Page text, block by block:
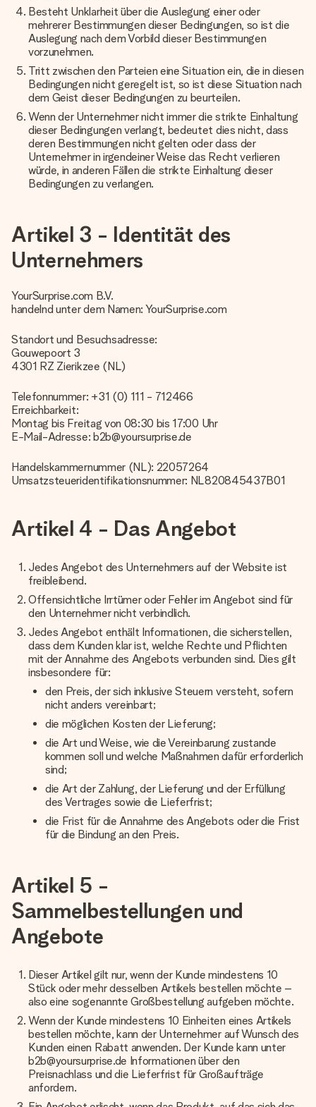
Besteht Unklarheit über die Auslegung einer oder
mehrerer Bestimmungen dieser Bedingungen, so ist die
Auslegung nach dem Vorbild dieser Bestimmungen
vorzunehmen.
Tritt zwischen den Parteien eine Situation ein, die in diesen
Bedingungen nicht geregelt ist, so ist diese Situation nach
dem Geist dieser Bedingungen zu beurteilen.
Wenn der Unternehmer nicht immer die strikte Einhaltung
dieser Bedingungen verlangt, bedeutet dies nicht, dass
deren Bestimmungen nicht gelten oder dass der
Unternehmer in irgendeiner Weise das Recht verlieren
würde, in anderen Fällen die strikte Einhaltung dieser
Bedingungen zu verlangen.
Artikel 3 - Identität des
Unternehmers
YourSurprise.com B.V.
handelnd unter dem Namen: YourSurprise.com
Standort und Besuchsadresse:
Gouwepoort 3
4301 RZ Zierikzee (NL)
Telefonnummer: +31 (0) 111 - 712466
Erreichbarkeit:
Montag bis Freitag von 08:30 bis 17:00 Uhr
E-Mail-Adresse: b2b@yoursurprise.de
Handelskammernummer (NL): 22057264
Umsatzsteueridentifikationsnummer: NL820845437B01
Artikel 4 - Das Angebot
Jedes Angebot des Unternehmers auf der Website ist
freibleibend.
Offensichtliche Irrtümer oder Fehler im Angebot sind für
den Unternehmer nicht verbindlich.
Jedes Angebot enthält Informationen, die sicherstellen,
dass dem Kunden klar ist, welche Rechte und Pflichten
mit der Annahme des Angebots verbunden sind. Dies gilt
insbesondere für:
den Preis, der sich inklusive Steuern versteht, sofern
nicht anders vereinbart;
die möglichen Kosten der Lieferung;
die Art und Weise, wie die Vereinbarung zustande
kommen soll und welche Maßnahmen dafür erforderlich
sind;
die Art der Zahlung, der Lieferung und der Erfüllung
des Vertrages sowie die Lieferfrist;
die Frist für die Annahme des Angebots oder die Frist
für die Bindung an den Preis.
Artikel 5 -
Sammelbestellungen und
Angebote
Dieser Artikel gilt nur, wenn der Kunde mindestens 10
Stück oder mehr desselben Artikels bestellen möchte –
also eine sogenannte Großbestellung aufgeben möchte.
Wenn der Kunde mindestens 10 Einheiten eines Artikels
bestellen möchte, kann der Unternehmer auf Wunsch des
Kunden einen Rabatt anwenden. Der Kunde kann unter
b2b@yoursurprise.de Informationen über den
Preisnachlass und die Lieferfrist für Großaufträge
anfordern.